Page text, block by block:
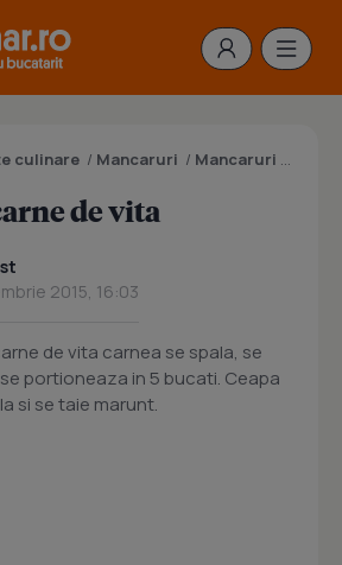
culinare / Mancaruri / Mancaruri cu carne
de vita
2015, 16:03
de vita carnea se spala, se
portioneaza in 5 bucati. Ceapa
si se taie marunt.